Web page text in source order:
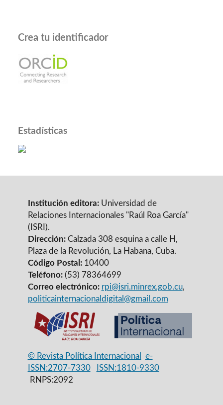
Crea tu identificador
Estadísticas
Institución editora:Universidad de
Relaciones Internacionales "Raúl Roa García"
(ISRI).
Dirección:Calzada 308 esquina a calle H,
Plaza de la Revolución, La Habana, Cuba.
Código Postal:10400
Teléfono:(53) 78364699
Correo electrónico: rpi@isri.minrex.gob.cu,
politicainternacionaldigital@gmail.com
© Revista Política Internacional
e-
ISSN:2707-7330
ISSN:1810-9330
RNPS:2092